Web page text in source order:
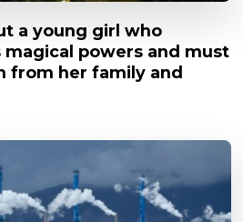
a young girl who
magical powers and must
from her family and